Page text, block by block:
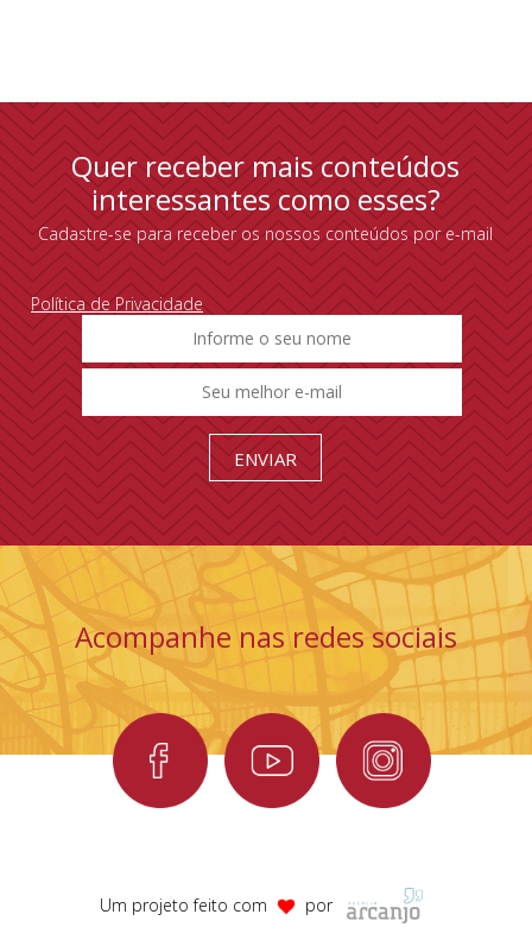
Quer receber mais conteúdos
interessantes como esses?
Cadastre-se para receber os nossos conteúdos por e-mail
Política de Privacidade
Acompanhe nas redes sociais
Um projeto feito com por